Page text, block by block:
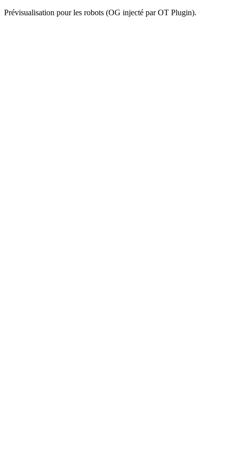
Prévisualisation pour les robots (OG injecté par OT Plugin).